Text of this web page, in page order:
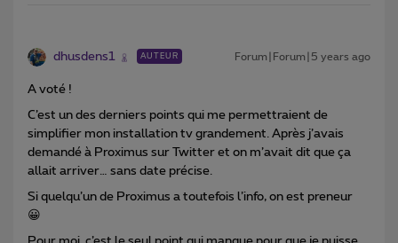
dhusdens1 AUTEUR Forum|Forum|5 years ago
A voté !
C’est un des derniers points qui me permettraient de
simplifier mon installation tv grandement. Après j’avais
demandé à Proximus sur Twitter et on m’avait dit que ça
allait arriver… sans date précise.
Si quelqu’un de Proximus a toutefois l’info, on est preneur
😀